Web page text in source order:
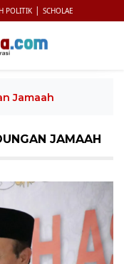
POLITIK | SCHOLAE
Jamaah
JAMAAH